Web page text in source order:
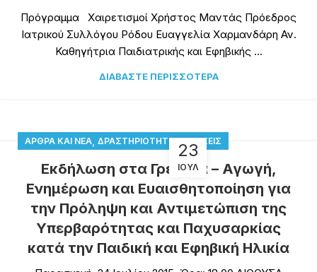
Πρόγραμμα Χαιρετισμοί Χρήστος Μαντάς Πρόεδρος
Ιατρικού Συλλόγου Ρόδου Ευαγγελία Χαρμανδάρη Αν.
Καθηγήτρια Παιδιατρικής και Εφηβικής ...
ΔΙΑΒΆΣΤΕ ΠΕΡΙΣΣΌΤΕΡΑ
23
ΙΟΎΛ
ΆΡΘΡΑ ΚΑΙ ΝΈΑ ΔΡΑΣΤΗΡΙΌΤΗΤΕΣ-ΔΡΆΣΕΙΣ
Εκδήλωση στα Γρεβενά – Αγωγή,
Ενημέρωση και Ευαισθητοποίηση για
την Πρόληψη και Αντιμετώπιση της
Υπερβαρότητας και Παχυσαρκίας
κατά την Παιδική και Εφηβική Ηλικία